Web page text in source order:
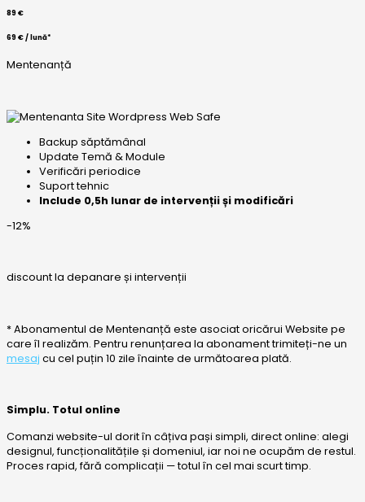
89 €
69 € / lună*
Mentenanță
Backup săptămânal
Update Temă & Module
Verificări periodice
Suport tehnic
Include 0,5h lunar de intervenții și modificări
-12%
discount la depanare și intervenții
* Abonamentul de Mentenanță este asociat oricărui Website pe
care îl realizăm. Pentru renunțarea la abonament trimiteți-ne un
mesaj cu cel puțin 10 zile înainte de următoarea plată.
Simplu. Totul online
Comanzi website-ul dorit în câțiva pași simpli, direct online: alegi
designul, funcționalitățile și domeniul, iar noi ne ocupăm de restul.
Proces rapid, fără complicații — totul în cel mai scurt timp.